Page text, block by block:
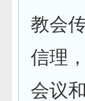
教会
信理
会议